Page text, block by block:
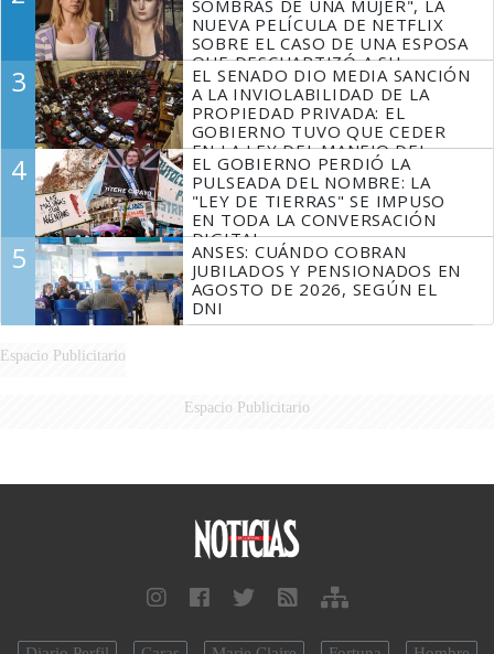
SOMBRAS DE UNA MUJER", LA
NUEVA PELÍCULA DE NETFLIX
SOBRE EL CASO DE UNA ESPOSA
QUE DESCUARTIZÓ A SU
MARIDO
3
EL SENADO DIO MEDIA SANCIÓN
A LA INVIOLABILIDAD DE LA
PROPIEDAD PRIVADA: EL
GOBIERNO TUVO QUE CEDER
EN LA LEY DEL MANEJO DEL
FUEGO
4
EL GOBIERNO PERDIÓ LA
PULSEADA DEL NOMBRE: LA
"LEY DE TIERRAS" SE IMPUSO
EN TODA LA CONVERSACIÓN
DIGITAL
5
ANSES: CUÁNDO COBRAN
JUBILADOS Y PENSIONADOS EN
AGOSTO DE 2026, SEGÚN EL
DNI
Espacio Publicitario
Espacio Publicitario